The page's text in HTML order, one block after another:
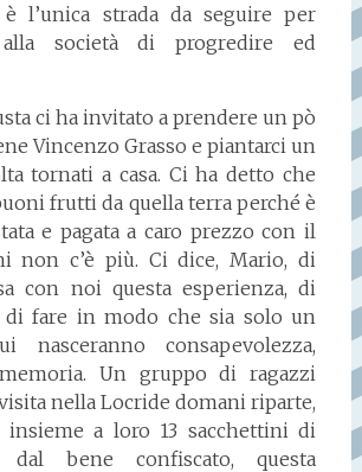
l’unica strada da seguire per
società di progredire ed
ci ha invitato a prendere un pò
Vincenzo Grasso e piantarci un
tornati a casa. Ci ha detto che
frutti da quella terra perché è
e pagata a caro prezzo con il
non c’è più. Ci dice, Mario, di
con noi questa esperienza, di
di fare in modo che sia solo un
nasceranno consapevolezza,
Un gruppo di ragazzi
nella Locride domani riparte,
insieme a loro 13 sacchettini di
dal bene confiscato, questa